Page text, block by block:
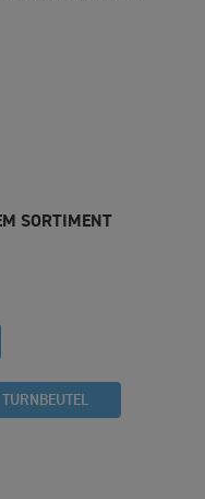
SORTIMENT
TURNBEUTEL